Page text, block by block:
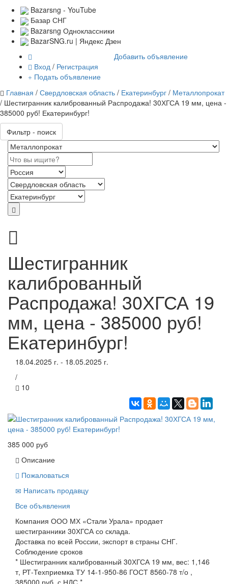
Bazarsng - YouTube
Базар СНГ
Bazarsng Одноклассники
BazarSNG.ru | Яндекс Дзен
Вход / Регистрация
Подать объявление
Добавить объявление
Главная / Свердловская область / Екатеринбург / Металлопрокат
/ Шестигранник калиброванный Распродажа! 30ХГСА 19 мм, цена -
385000 руб! Екатеринбург!
Фильтр - поиск
Шестигранник
калиброванный
Распродажа! 30ХГСА 19
мм, цена - 385000 руб!
Екатеринбург!
18.04.2025 г. - 18.05.2025 г.
/
10
385 000 руб
Описание
Пожаловаться
Написать продавцу
Все объявления
Компания ООО МХ «Стали Урала» продает
шестигранники 30ХГСА со склада.
Доставка по всей России, экспорт в страны СНГ.
Соблюдение сроков
* Шестигранник калиброванный 30ХГСА 19 мм, вес: 1,146
т, РТ-Техприемка ТУ 14-1-950-86 ГОСТ 8560-78 т/о ,